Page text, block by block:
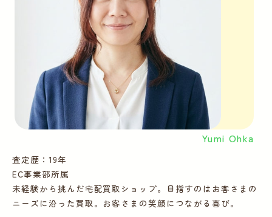
Yumi Ohka
査定歴：19年
EC事業部所属
未経験から挑んだ宅配買取ショップ。目指すのはお客さまの
ニーズに沿った買取。お客さまの笑顔につながる喜び。